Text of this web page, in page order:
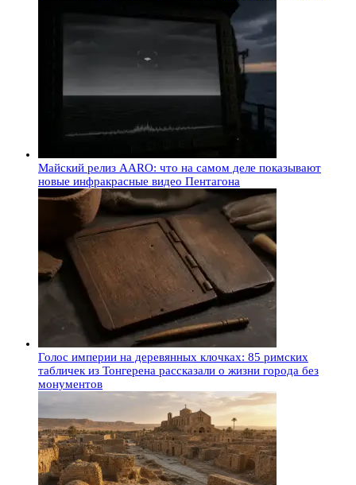
Майский релиз AARO: что на самом деле показывают
новые инфракрасные видео Пентагона
Голос империи на деревянных клочках: 85 римских
табличек из Тонгерена рассказали о жизни города без
монументов